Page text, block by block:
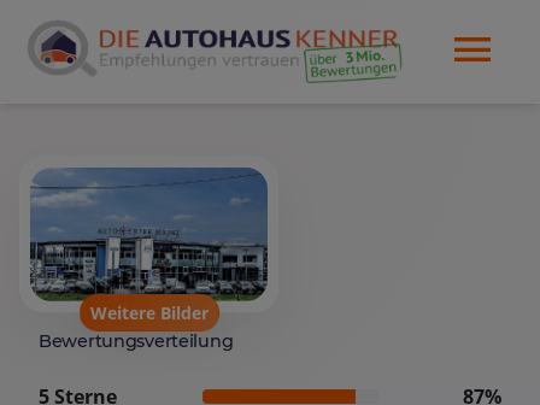
Weitere Bilder
Bewertungsverteilung
5 Sterne
87%